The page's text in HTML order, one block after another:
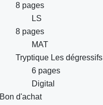
8 pages
LS
8 pages
MAT
Tryptique Les dégressifs
6 pages
Digital
Bon d'achat